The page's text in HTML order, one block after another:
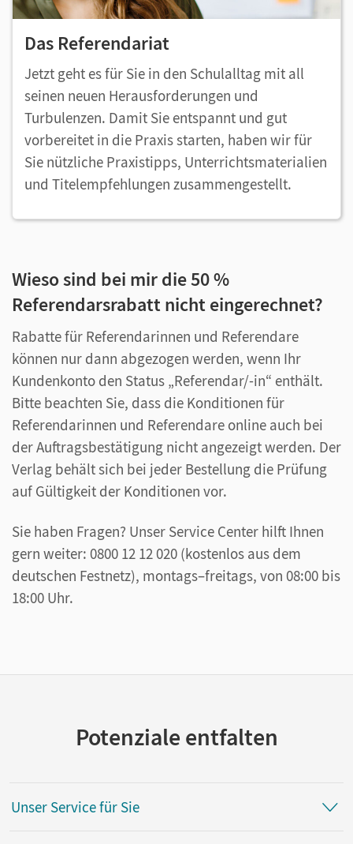
Das Referendariat
Jetzt geht es für Sie in den Schulalltag mit all
seinen neuen Herausforderungen und
Turbulenzen. Damit Sie entspannt und gut
vorbereitet in die Praxis starten, haben wir für
Sie nützliche Praxistipps, Unterrichtsmaterialien
und Titelempfehlungen zusammengestellt.
Wieso sind bei mir die 50 %
Referendarsrabatt nicht eingerechnet?
Rabatte für Referendarinnen und Referendare
können nur dann abgezogen werden, wenn Ihr
Kundenkonto den Status „Referendar/-in“ enthält.
Bitte beachten Sie, dass die Konditionen für
Referendarinnen und Referendare online auch bei
der Auftragsbestätigung nicht angezeigt werden. Der
Verlag behält sich bei jeder Bestellung die Prüfung
auf Gültigkeit der Konditionen vor.
Sie haben Fragen? Unser Service Center hilft Ihnen
gern weiter: 0800 12 12 020 (kostenlos aus dem
deutschen Festnetz), montags–freitags, von 08:00 bis
18:00 Uhr.
Potenziale entfalten
Unser Service für Sie